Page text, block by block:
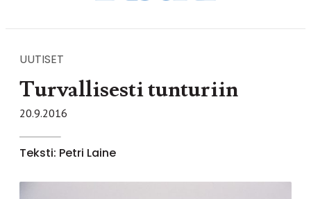
UUTISET
Turvallisesti tunturiin
20.9.2016
Teksti: Petri Laine